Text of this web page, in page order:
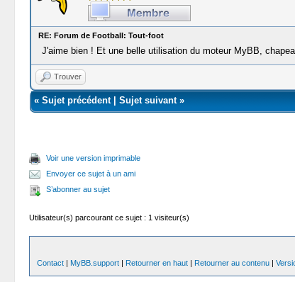
RE: Forum de Football: Tout-foot
J'aime bien ! Et une belle utilisation du moteur MyBB,
Trouver
« Sujet précédent| Sujet suivant»
Voir une version imprimable
Envoyer ce sujet à un ami
S’abonner au sujet
Utilisateur(s) parcourant ce sujet : 1 visiteur(s)
Contact | MyBB.support | Retourner en haut | Retourner au contenu |